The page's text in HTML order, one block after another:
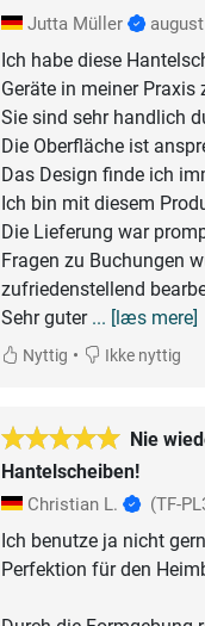
Jutta Müller
Ich habe diese
Geräte in meiner
Sie sind sehr handlich
Die Oberfläche ist
Das Design finde ich
Ich bin mit diesem
Die Lieferung war
Fragen zu Buchungen
zufriedenstellend
Sehr guter ... [læs mere]
Nyttig • Ikke nyttig
Nie
Hantelscheiben!
Christian L. (TF-
Ich benutze ja nicht
Perfektion für den